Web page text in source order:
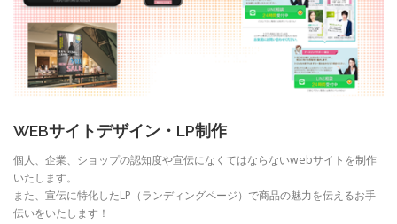
WEBサイトデザイン・LP制作
個人、企業、ショップの認知度や宣伝になくてはならないwebサイトを制作
いたします。
また、宣伝に特化したLP（ランディングページ）で商品の魅力を伝えるお手
伝いをいたします！